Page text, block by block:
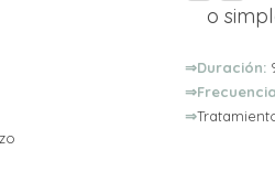
o
⇒Duración:
⇒